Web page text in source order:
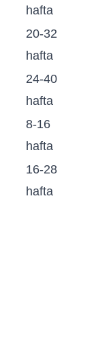
hafta
20-32
hafta
24-40
hafta
8-16
hafta
16-28
hafta